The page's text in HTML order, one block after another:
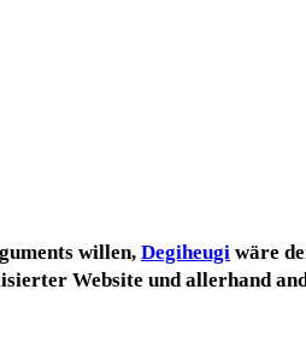
wil­len, Degi­he­u­gi wäre
Web­site und aller­hand